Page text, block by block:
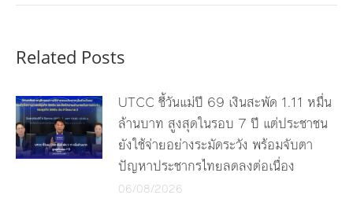
Related Posts
UTCC ชี้วันแม่ปี 69 เงินสะพัด 1.11 หมื่น
ล้านบาท สูงสุดในรอบ 7 ปี แต่ประชาชน
ยังใช้จ่ายอย่างระมัดระวัง พร้อมจับตา
ปัญหาประชากรไทยลดลงต่อเนื่อง
06/08/2026